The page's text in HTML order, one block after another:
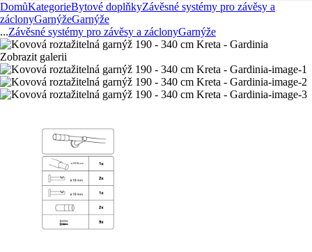
DomůKategorieBytové doplňkyZávěsné systémy pro závěsy a
záclonyGarnýžeGarnýže
...Závěsné systémy pro závěsy a záclonyGarnýže
Zobrazit galerii